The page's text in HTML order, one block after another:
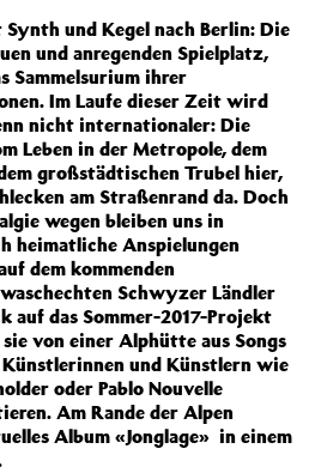
und Kegel nach Berlin: Die
und anregenden Spielplatz,
Sammelsurium ihrer
Im Laufe dieser Zeit wird
nicht internationaler: Die
Leben in der Metropole, dem
großstädtischen Trubel hier,
am Straßenrand da. Doch
wegen bleiben uns in
heimatliche Anspielungen
dem kommenden
Schwyzer Ländler
auf das Sommer-2017-Projekt
von einer Alphütte aus Songs
und Künstlern wie
oder Pablo Nouvelle
Am Rande der Alpen
Album «Jonglage» in einem